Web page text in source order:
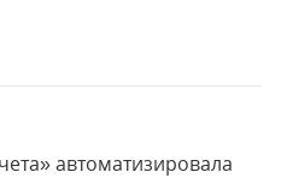
автоматизировала